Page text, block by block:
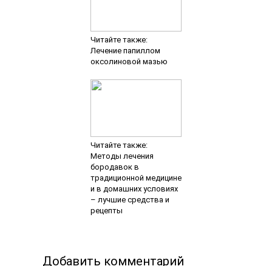
Читайте также:
Лечение папиллом
оксолиновой мазью
Читайте также:
Методы лечения
бородавок в
традиционной медицине
и в домашних условиях
– лучшие средства и
рецепты
Добавить комментарий